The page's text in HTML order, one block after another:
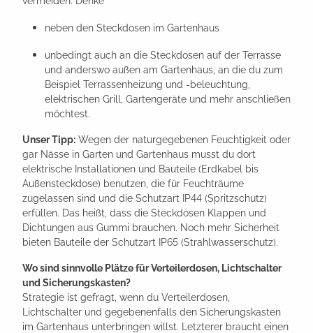
neben den Steckdosen im Gartenhaus
unbedingt auch an die Steckdosen auf der Terrasse
und anderswo außen am Gartenhaus, an die du zum
Beispiel Terrassenheizung und -beleuchtung,
elektrischen Grill, Gartengeräte und mehr anschließen
möchtest.
Unser Tipp: Wegen der naturgegebenen Feuchtigkeit oder
gar Nässe in Garten und Gartenhaus musst du dort
elektrische Installationen und Bauteile (Erdkabel bis
Außensteckdose) benutzen, die für Feuchträume
zugelassen sind und die Schutzart IP44 (Spritzschutz)
erfüllen. Das heißt, dass die Steckdosen Klappen und
Dichtungen aus Gummi brauchen. Noch mehr Sicherheit
bieten Bauteile der Schutzart IP65 (Strahlwasserschutz).
Wo sind sinnvolle Plätze für Verteilerdosen, Lichtschalter
und Sicherungskasten?
Strategie ist gefragt, wenn du Verteilerdosen,
Lichtschalter und gegebenenfalls den Sicherungskasten
im Gartenhaus unterbringen willst. Letzterer braucht einen